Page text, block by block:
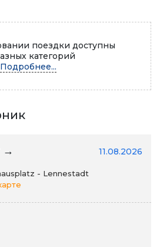
поездки доступны
категорий
Подробнее...
→ 11.08.2026
- Lennestadt